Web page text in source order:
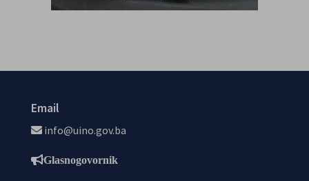
Email
info@uino.gov.ba
Glasnogovornik